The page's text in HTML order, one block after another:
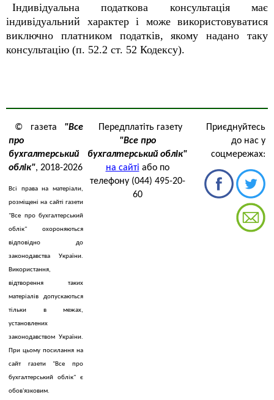
Індивідуальна податкова консультація має
індивідуальний характер і може використовуватися
виключно платником податків, якому надано таку
консультацію (п. 52.2 ст. 52 Кодексу).
© газета "Все
про
бухгалтерський
облік", 2018-2026
Всі права на матеріали,
розміщені на сайті газети
"Все про бухгалтерський
облік" охороняються
відповідно до
законодавства України.
Використання,
відтворення таких
матеріалів допускаються
тільки в межах,
установлених
законодавством України.
При цьому посилання на
сайт газети "Все про
бухгалтерський облік" є
обов'язковим.
Передплатіть газету
"Все про
бухгалтерський облік"
на сайті або по
телефону (044) 495-20-
60
Приєднуйтесь
до нас у
соцмережах: